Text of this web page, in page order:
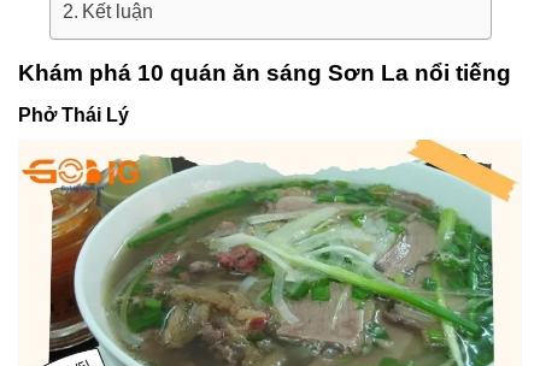
Kết luận
Khám phá 10 quán ăn sáng Sơn La nổi tiếng
Phở Thái Lý